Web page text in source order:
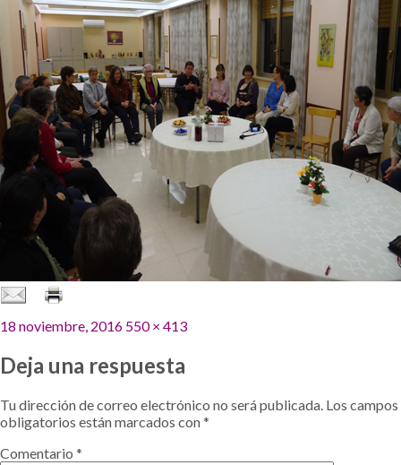
Publicado
18 noviembre, 2016 Tamaño
550 × 413
Deja una respuesta
Tu dirección de correo electrónico no será publicada. Los campos
obligatorios están marcados con*
Comentario *